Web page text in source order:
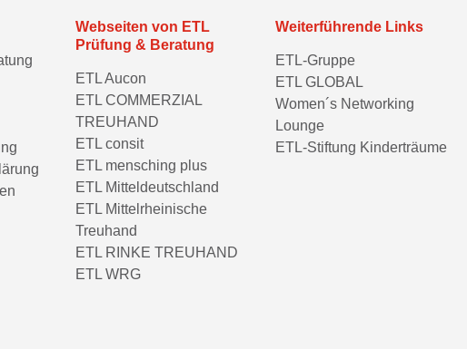
Webseiten von ETL
Prüfung & Beratung
ETL Aucon
ETL COMMERZIAL
TREUHAND
ETL consit
ETL mensching plus
ETL Mitteldeutschland
ETL Mittelrheinische
Treuhand
ETL RINKE TREUHAND
ETL WRG
Weiterführende Links
ETL-Gruppe
ETL GLOBAL
Women´s Networking
Lounge
ETL-Stiftung Kinderträume